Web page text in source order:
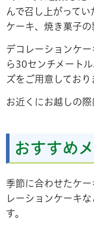
んで召し上がって
ケーキ、焼き菓子の
デコレーションケ
ら30センチメート
ズをご用意しており
お近くにお越しの際
おすすめ
季節に合わせたケ
レーションケーキ
す。